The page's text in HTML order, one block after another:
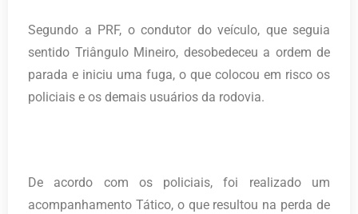
Segundo a PRF, o condutor do veículo, que seguia
sentido Triângulo Mineiro, desobedeceu a ordem de
parada e iniciu uma fuga, o que colocou em risco os
policiais e os demais usuários da rodovia.
De acordo com os policiais, foi realizado um
acompanhamento Tático, o que resultou na perda de